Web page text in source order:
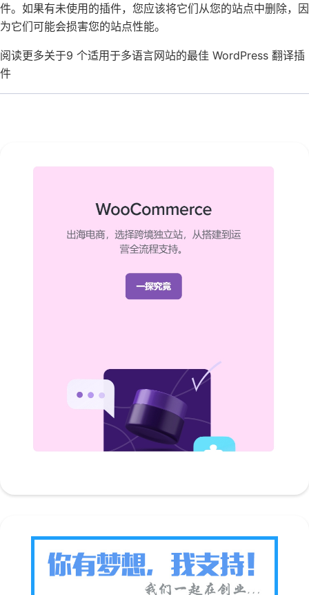
件。如果有未使用的插件，您应该将它们从您的站点中删除，因
为它们可能会损害您的站点性能。
阅读更多关于9 个适用于多语言网站的最佳 WordPress 翻译插
件